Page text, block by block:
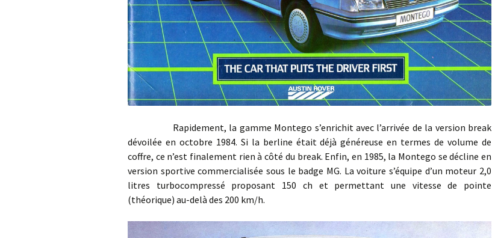
Rapidement, la gamme Montego s’enrichit avec l’arrivée de la version break
dévoilée en octobre 1984. Si la berline était déjà généreuse en termes de volume de
coffre, ce n’est finalement rien à côté du break. Enfin, en 1985, la Montego se décline en
version sportive commercialisée sous le badge MG. La voiture s’équipe d’un moteur 2,0
litres turbocompressé proposant 150 ch et permettant une vitesse de pointe
(théorique) au-delà des 200 km/h.